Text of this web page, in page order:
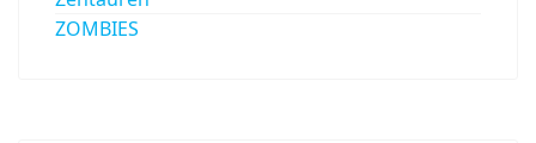
ZOMBIES